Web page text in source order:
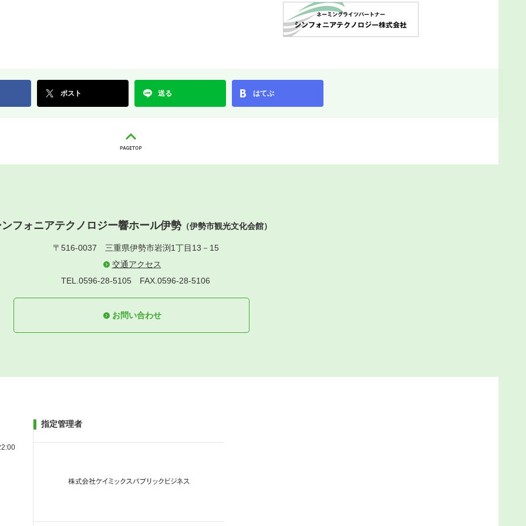
ポスト 送る はてぶ
フォニアテクノロジー響ホール伊勢 （伊勢市観光文化会館）
〒516-0037 三重県伊勢市岩渕1丁目13－15
交通アクセス
TEL.0596-28-5105 FAX.0596-28-5106
お問い合わせ
指定管理者